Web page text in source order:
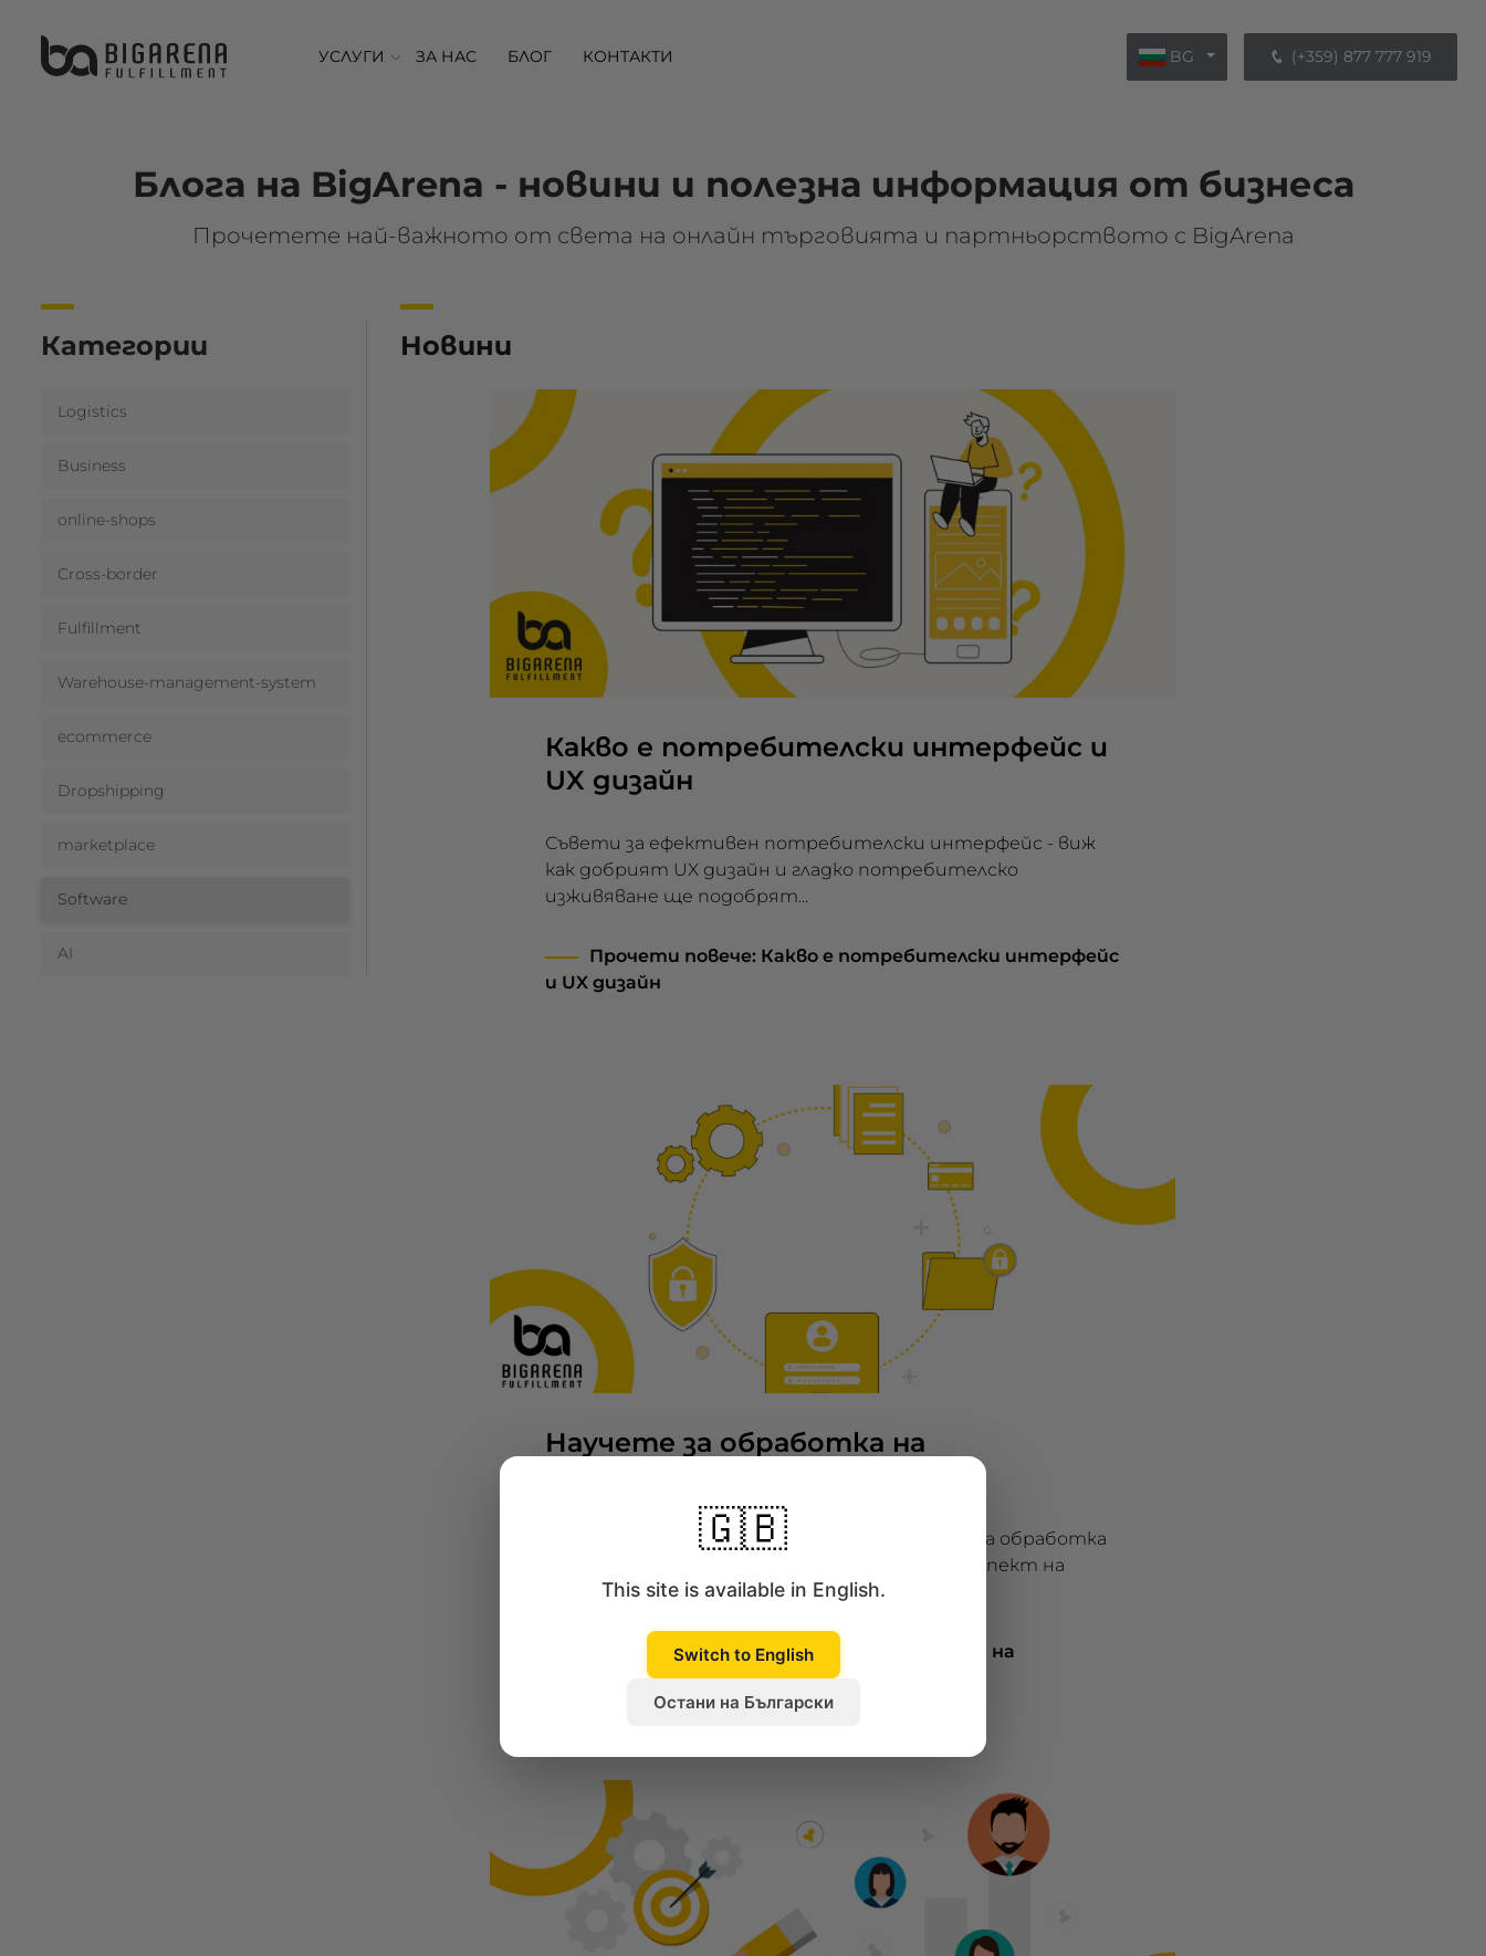
BG (+359) 877 777 919
УСЛУГИ ЗА НАС БЛОГ КОНТАКТИ
Блога на BigArena - новини и полезна информация от бизнеса
Прочетете най-важното от света на онлайн търговията и партньорството с BigArena
Категории
Logistics
Business
online-shops
Cross-border
Fulfillment
Warehouse-management-system
ecommerce
Dropshipping
marketplace
Software
AI
Новини
Какво е потребителски интерфейс и
UX дизайн
Съвети за ефективен потребителски интерфейс - виж
как добрият UX дизайн и гладко потребителско
изживяване ще подобрят...
Прочети повече: Какво е потребителски интерфейс
и UX дизайн
Научете за обработка на
Всяка онлайн сигурност започва с правилната обработка
на лични данни. Това се превърна във важен аспект на
всяка онлайн...
Прочети повече : Научете за обработка на
потребителски данни
🇬🇧
This site is available in English.
Switch to English
Остани на Български